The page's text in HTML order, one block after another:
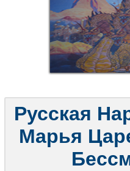
Русская
Марья